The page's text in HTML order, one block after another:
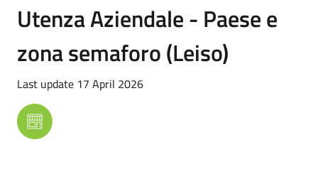
Utenza Aziendale - Paese e
zona semaforo (Leiso)
Last update 17 April 2026